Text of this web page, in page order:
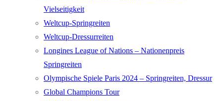
Vielseitigkeit
Weltcup-Springreiten
Weltcup-Dressurreiten
Longines League of Nations – Nationenpreis
Springreiten
Olympische Spiele Paris 2024 – Springreiten, Dressur
Global Champions Tour